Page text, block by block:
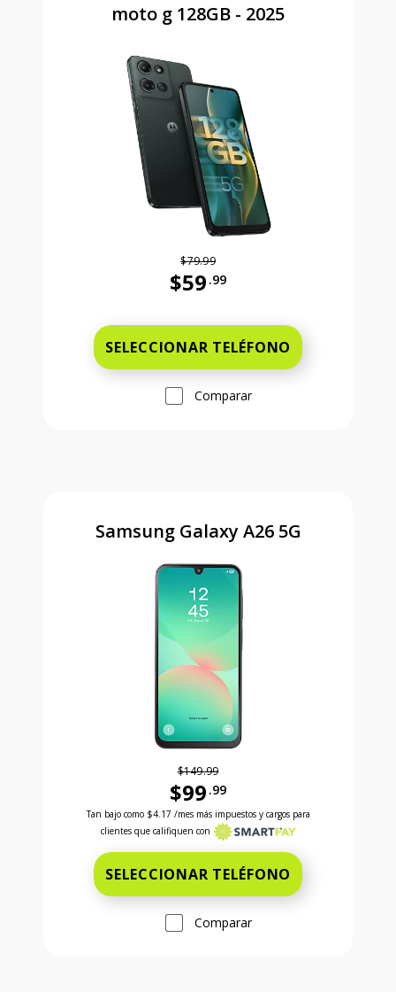
moto g 128GB - 2025
$79.99
$59 .99
SELECCIONAR TELÉFONO
Comparar
Samsung Galaxy A26 5G
$149.99
$99 .99
Antes el precio era 149 dollars and 99 cents
Tan bajo como $4.17 /mes más impuestos y cargos para
clientes que califiquen con
SELECCIONAR TELÉFONO
Comparar